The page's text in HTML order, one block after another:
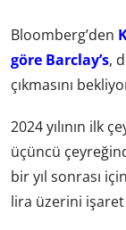
Bloomberg’den
göre Barclay’s,
çıkmasını
2024 yılının ilk
üçüncü
bir yıl sonrası
lira üzerini